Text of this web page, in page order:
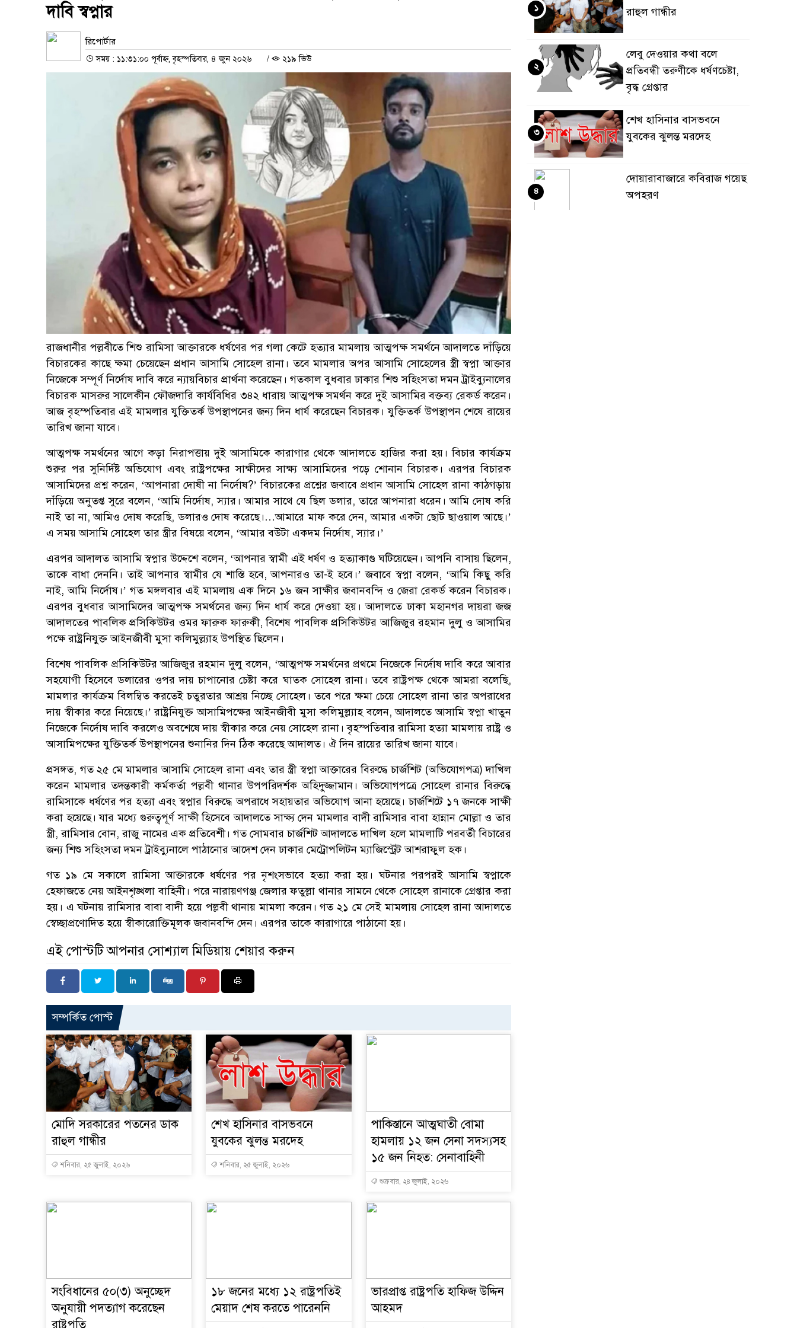
দাবি স্বপ্নার
রিপোর্টার
সময় : ১১:৩১:০০ পূর্বাহ্ন, বৃহস্পতিবার, ৪ জুন ২০২৬ / ২১৯ ভিউ
রাজধানীর পল্লবীতে শিশু রামিসা আক্তারকে ধর্ষণের পর গলা কেটে হত্যার মামলায় আত্মপক্ষ সমর্থনে আদালতে দাঁড়িয়ে
বিচারকের কাছে ক্ষমা চেয়েছেন প্রধান আসামি সোহেল রানা। তবে মামলার অপর আসামি সোহেলের স্ত্রী স্বপ্না আক্তার
নিজেকে সম্পূর্ণ নির্দোষ দাবি করে ন্যায়বিচার প্রার্থনা করেছেন। গতকাল বুধবার ঢাকার শিশু সহিংসতা দমন ট্রাইব্যুনালের
বিচারক মাসরুর সালেকীন ফৌজদারি কার্যবিধির ৩৪২ ধারায় আত্মপক্ষ সমর্থন করে দুই আসামির বক্তব্য রেকর্ড করেন।
আজ বৃহস্পতিবার এই মামলার যুক্তিতর্ক উপস্থাপনের জন্য দিন ধার্য করেছেন বিচারক। যুক্তিতর্ক উপস্থাপন শেষে রায়ের
তারিখ জানা যাবে।
আত্মপক্ষ সমর্থনের আগে কড়া নিরাপত্তায় দুই আসামিকে কারাগার থেকে আদালতে হাজির করা হয়। বিচার কার্যক্রম
শুরুর পর সুনির্দিষ্ট অভিযোগ এবং রাষ্ট্রপক্ষের সাক্ষীদের সাক্ষ্য আসামিদের পড়ে শোনান বিচারক। এরপর বিচারক
আসামিদের প্রশ্ন করেন, ‘আপনারা দোষী না নির্দোষ?’ বিচারকের প্রশ্নের জবাবে প্রধান আসামি সোহেল রানা কাঠগড়ায়
দাঁড়িয়ে অনুতপ্ত সুরে বলেন, ‘আমি নির্দোষ, স্যার। আমার সাথে যে ছিল ডলার, তারে আপনারা ধরেন। আমি দোষ করি
নাই তা না, আমিও দোষ করেছি, ডলারও দোষ করেছে।…আমারে মাফ করে দেন, আমার একটা ছোট ছাওয়াল আছে।’
এ সময় আসামি সোহেল তার স্ত্রীর বিষয়ে বলেন, ‘আমার বউটা একদম নির্দোষ, স্যার।’
এরপর আদালত আসামি স্বপ্নার উদ্দেশে বলেন, ‘আপনার স্বামী এই ধর্ষণ ও হত্যাকাণ্ড ঘটিয়েছেন। আপনি বাসায় ছিলেন,
তাকে বাধা দেননি। তাই আপনার স্বামীর যে শাস্তি হবে, আপনারও তা-ই হবে।’ জবাবে স্বপ্না বলেন, ‘আমি কিছু করি
নাই, আমি নির্দোষ।’ গত মঙ্গলবার এই মামলায় এক দিনে ১৬ জন সাক্ষীর জবানবন্দি ও জেরা রেকর্ড করেন বিচারক।
এরপর বুধবার আসামিদের আত্মপক্ষ সমর্থনের জন্য দিন ধার্য করে দেওয়া হয়। আদালতে ঢাকা মহানগর দায়রা জজ
আদালতের পাবলিক প্রসিকিউটর ওমর ফারুক ফারুকী, বিশেষ পাবলিক প্রসিকিউটর আজিজুর রহমান দুলু ও আসামির
পক্ষে রাষ্ট্রনিযুক্ত আইনজীবী মুসা কলিমুল্ল্যাহ উপস্থিত ছিলেন।
বিশেষ পাবলিক প্রসিকিউটর আজিজুর রহমান দুলু বলেন, ‘আত্মপক্ষ সমর্থনের প্রথমে নিজেকে নির্দোষ দাবি করে আবার
সহযোগী হিসেবে ডলারের ওপর দায় চাপানোর চেষ্টা করে ঘাতক সোহেল রানা। তবে রাষ্ট্রপক্ষ থেকে আমরা বলেছি,
মামলার কার্যক্রম বিলম্বিত করতেই চতুরতার আশ্রয় নিচ্ছে সোহেল। তবে পরে ক্ষমা চেয়ে সোহেল রানা তার অপরাধের
দায় স্বীকার করে নিয়েছে।’ রাষ্ট্রনিযুক্ত আসামিপক্ষের আইনজীবী মুসা কলিমুল্ল্যাহ বলেন, আদালতে আসামি স্বপ্না খাতুন
নিজেকে নির্দোষ দাবি করলেও অবশেষে দায় স্বীকার করে নেয় সোহেল রানা। বৃহস্পতিবার রামিসা হত্যা মামলায় রাষ্ট্র ও
আসামিপক্ষের যুক্তিতর্ক উপস্থাপনের শুনানির দিন ঠিক করেছে আদালত। ঐ দিন রায়ের তারিখ জানা যাবে।
প্রসঙ্গত, গত ২৫ মে মামলার আসামি সোহেল রানা এবং তার স্ত্রী স্বপ্না আক্তারের বিরুদ্ধে চার্জশিট (অভিযোগপত্র) দাখিল
করেন মামলার তদন্তকারী কর্মকর্তা পল্লবী থানার উপপরিদর্শক অহিদুজ্জামান। অভিযোগপত্রে সোহেল রানার বিরুদ্ধে
রামিসাকে ধর্ষণের পর হত্যা এবং স্বপ্নার বিরুদ্ধে অপরাধে সহায়তার অভিযোগ আনা হয়েছে। চার্জশিটে ১৭ জনকে সাক্ষী
করা হয়েছে। যার মধ্যে গুরুত্বপূর্ণ সাক্ষী হিসেবে আদালতে সাক্ষ্য দেন মামলার বাদী রামিসার বাবা হান্নান মোল্লা ও তার
স্ত্রী, রামিসার বোন, রাজু নামের এক প্রতিবেশী। গত সোমবার চার্জশিট আদালতে দাখিল হলে মামলাটি পরবর্তী বিচারের
জন্য শিশু সহিংসতা দমন ট্রাইব্যুনালে পাঠানোর আদেশ দেন ঢাকার মেট্রোপলিটন ম্যাজিস্ট্রেট আশরাফুল হক।
গত ১৯ মে সকালে রামিসা আক্তারকে ধর্ষণের পর নৃশংসভাবে হত্যা করা হয়। ঘটনার পরপরই আসামি স্বপ্নাকে
হেফাজতে নেয় আইনশৃঙ্খলা বাহিনী। পরে নারায়ণগঞ্জ জেলার ফতুল্লা থানার সামনে থেকে সোহেল রানাকে গ্রেপ্তার করা
হয়। এ ঘটনায় রামিসার বাবা বাদী হয়ে পল্লবী থানায় মামলা করেন। গত ২১ মে সেই মামলায় সোহেল রানা আদালতে
স্বেচ্ছাপ্রণোদিত হয়ে স্বীকারোক্তিমূলক জবানবন্দি দেন। এরপর তাকে কারাগারে পাঠানো হয়।
এই পোস্টটি আপনার সোশ্যাল মিডিয়ায় শেয়ার করুন
সম্পর্কিত পোস্ট
মোদি সরকারের পতনের ডাক
রাহুল গান্ধীর
শনিবার, ২৫ জুলাই, ২০২৬
শেখ হাসিনার বাসভবনে
যুবকের ঝুলন্ত মরদেহ
শনিবার, ২৫ জুলাই, ২০২৬
পাকিস্তানে আত্মঘাতী বোমা
হামলায় ১২ জন সেনা সদস্যসহ
১৫ জন নিহত: সেনাবাহিনী
শুক্রবার, ২৪ জুলাই, ২০২৬
সংবিধানের ৫০(৩) অনুচ্ছেদ
অনুযায়ী পদত্যাগ করেছেন
রাষ্ট্রপতি
১৮ জনের মধ্যে ১২ রাষ্ট্রপতিই
মেয়াদ শেষ করতে পারেননি
ভারপ্রাপ্ত রাষ্ট্রপতি হাফিজ উদ্দিন
আহমদ
রাহুল গান্ধীর
১
লেবু দেওয়ার কথা বলে
প্রতিবন্ধী তরুণীকে ধর্ষণচেষ্টা,
বৃদ্ধ গ্রেপ্তার
২
শেখ হাসিনার বাসভবনে
যুবকের ঝুলন্ত মরদেহ
৩
দোয়ারাবাজারে কবিরাজ গয়েছ
অপহরণ
৪